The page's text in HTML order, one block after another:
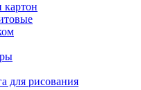
картон
для рисования